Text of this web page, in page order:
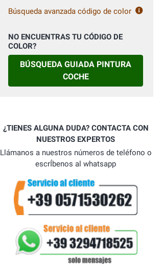
Búsqueda avanzada código de color
NO ENCUENTRAS TU CÓDIGO DE
COLOR?
BÚSQUEDA GUIADA PINTURA
COCHE
¿TIENES ALGUNA DUDA? CONTACTA CON
NUESTROS EXPERTOS
Llámanos a nuestros números de teléfono o
escrÍbenos al whatsapp